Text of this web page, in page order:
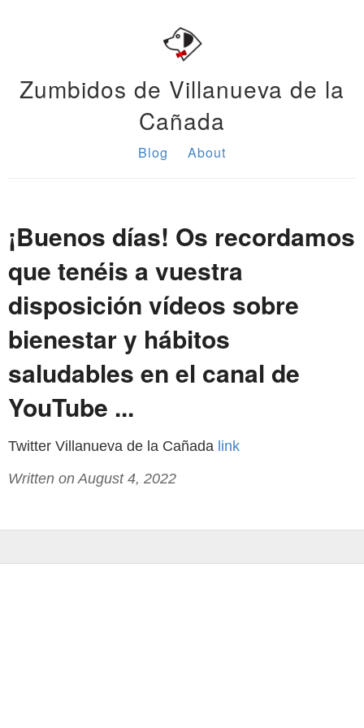
Zumbidos de Villanueva de la
Cañada
Blog About
¡Buenos días! Os recordamos
que tenéis a vuestra
disposición vídeos sobre
bienestar y hábitos
saludables en el canal de
YouTube ...
Twitter Villanueva de la Cañada link
Written on August 4, 2022